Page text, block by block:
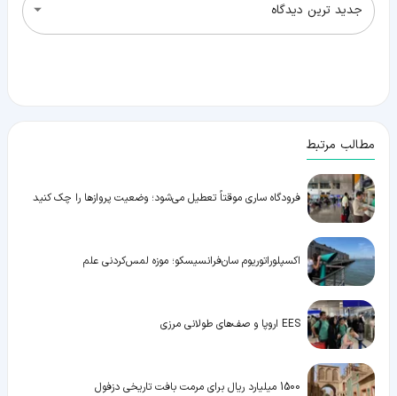
جدید ترین دیدگاه
مطالب مرتبط
فرودگاه ساری موقتاً تعطیل می‌شود؛ وضعیت پروازها را چک کنید
اکسپلوراتوریوم سان‌فرانسیسکو؛ موزه لمس‌کردنی علم
EES اروپا و صف‌های طولانی مرزی
1500 میلیارد ریال برای مرمت بافت تاریخی دزفول